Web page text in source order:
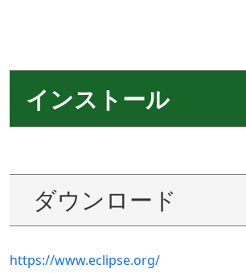
インストール
ダウンロード
https://www.eclipse.org/